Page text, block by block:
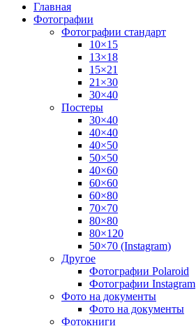
Главная
Фотографии
Фотографии стандарт
10×15
13×18
15×21
21×30
30×40
Постеры
30×40
40×40
40×50
50×50
40×60
60×60
60×80
70×70
80×80
80×120
50×70 (Instagram)
Другое
Фотографии Polaroid
Фотографии Instagram
Фото на документы
Фото на документы
Фотокниги